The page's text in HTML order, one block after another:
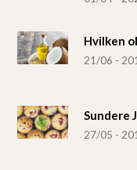
Hvilken
21/06 -
Sundere
27/05 -